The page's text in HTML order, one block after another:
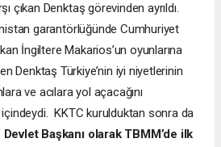
çıkan Denktaş görevinden ayrıldı.
garantörlüğünde Cumhuriyet
İngiltere Makarios’un oyunlarına
Denktaş Türkiye’nin iyi niyetlerinin
ve acılara yol açacağını
içindeydi. KKTC kurulduktan sonra da
Başkanı olarak TBMM’de ilk